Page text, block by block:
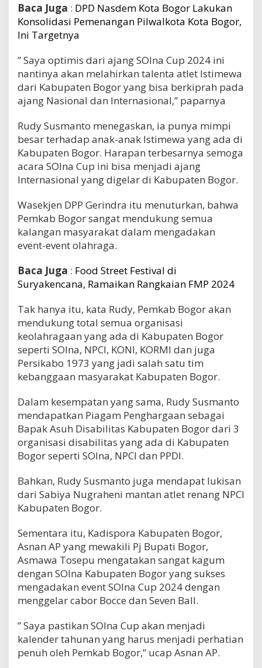
Baca Juga : DPD Nasdem Kota Bogor Lakukan
Konsolidasi Pemenangan Pilwalkota Kota Bogor,
Ini Targetnya
” Saya optimis dari ajang SOIna Cup 2024 ini
nantinya akan melahirkan talenta atlet Istimewa
dari Kabupaten Bogor yang bisa berkiprah pada
ajang Nasional dan Internasional,” paparnya
Rudy Susmanto menegaskan, ia punya mimpi
besar terhadap anak-anak Istimewa yang ada di
Kabupaten Bogor. Harapan terbesarnya semoga
acara SOIna Cup ini bisa menjadi ajang
Internasional yang digelar di Kabupaten Bogor.
Wasekjen DPP Gerindra itu menuturkan, bahwa
Pemkab Bogor sangat mendukung semua
kalangan masyarakat dalam mengadakan
event-event olahraga.
Baca Juga : Food Street Festival di
Suryakencana, Ramaikan Rangkaian FMP 2024
Tak hanya itu, kata Rudy, Pemkab Bogor akan
mendukung total semua organisasi
keolahragaan yang ada di Kabupaten Bogor
seperti SOIna, NPCI, KONI, KORMI dan juga
Persikabo 1973 yang jadi salah satu tim
kebanggaan masyarakat Kabupaten Bogor.
Dalam kesempatan yang sama, Rudy Susmanto
mendapatkan Piagam Penghargaan sebagai
Bapak Asuh Disabilitas Kabupaten Bogor dari 3
organisasi disabilitas yang ada di Kabupaten
Bogor seperti SOIna, NPCI dan PPDI.
Bahkan, Rudy Susmanto juga mendapat lukisan
dari Sabiya Nugraheni mantan atlet renang NPCI
Kabupaten Bogor.
Sementara itu, Kadispora Kabupaten Bogor,
Asnan AP yang mewakili Pj Bupati Bogor,
Asmawa Tosepu mengatakan sangat kagum
dengan SOIna Kabupaten Bogor yang sukses
mengadakan event SOIna Cup 2024 dengan
menggelar cabor Bocce dan Seven Ball.
” Saya pastikan SOIna Cup akan menjadi
kalender tahunan yang harus menjadi perhatian
penuh oleh Pemkab Bogor,” ucap Asnan AP.